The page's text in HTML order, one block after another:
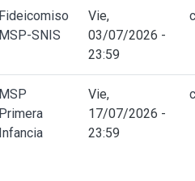
Fideicomiso
MSP-SNIS
Vie,
03/07/2026 -
23:59
MSP
Primera
Infancia
Vie,
17/07/2026 -
23:59